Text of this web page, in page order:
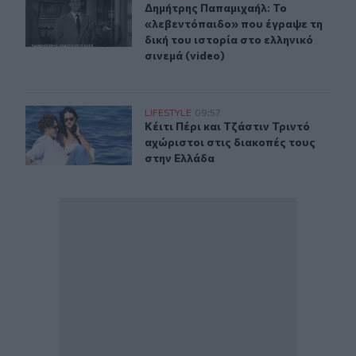
Δημήτρης Παπαμιχαήλ: Το
Δημήτρης Παπαμιχαήλ: Το
«λεβεντόπαιδο» που έγραψε τη
δική του ιστορία στο ελληνικό
σινεμά (video)
Κέιτι Πέρι και Τζάστιν Τριντό αχώριστοι στις
LIFESTYLE 09:57
Κέιτι Πέρι και Τζάστιν Τριντό
Κέιτι Πέρι και Τζάστιν Τριντό
αχώριστοι στις διακοπές τους
στην Ελλάδα